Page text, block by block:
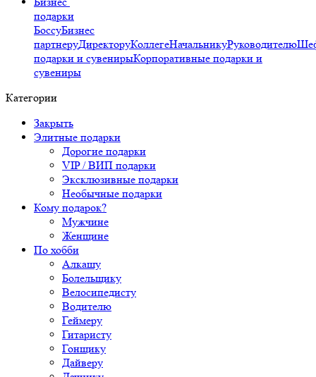
подарки
БоссуБизнес
партнеруДиректоруКоллегеНачальникуРуководителю
подарки и сувенирыКорпоративные подарки и
сувениры
Категории
Закрыть
Элитные подарки
Дорогие подарки
VIP / ВИП подарки
Эксклюзивные подарки
Необычные подарки
Кому подарок?
Мужчине
Женщине
По хобби
Алкашу
Болельщику
Велосипедисту
Водителю
Геймеру
Гитаристу
Гонщику
Дайверу